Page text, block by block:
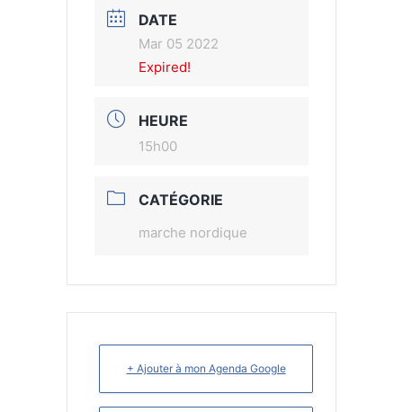
DATE
Mar 05 2022
Expired!
HEURE
15h00
CATÉGORIE
marche nordique
+ Ajouter à mon Agenda Google